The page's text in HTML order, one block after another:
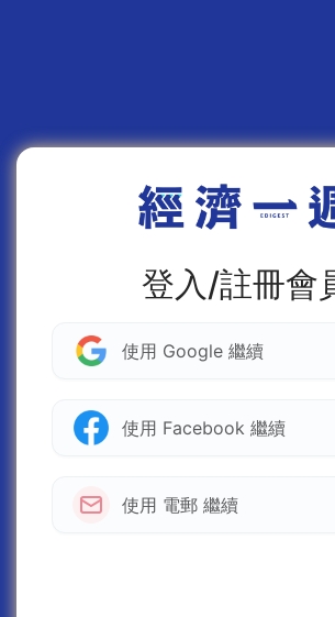
登入/註冊會
使用 Google 繼續
使用 Facebook 繼續
使用 電郵 繼續